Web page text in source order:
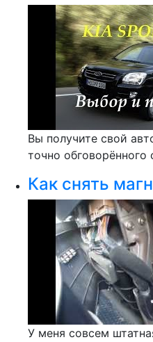
Вы получите свой
точно обговорённого
Как снять
У меня совсем